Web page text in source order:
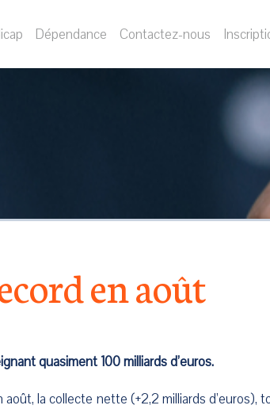
Dépendance Contactez-nous
en août
quasiment 100 milliards d’euros.
la collecte nette (+2,2 milliards d’euros),